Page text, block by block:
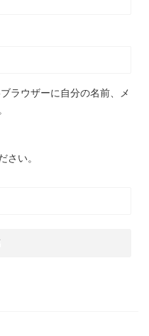
ラウザーに自分の名前、メ
さい。